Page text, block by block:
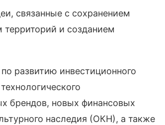
связанные с сохранением
территорий и созданием
развитию инвестиционного
брендов, новых финансовых
наследия (ОКН), а также